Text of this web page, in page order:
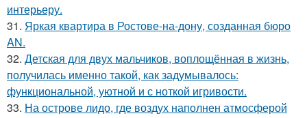
интерьеру.
31. Яркая квартира в Ростове-на-дону, созданная бюро
AN.
32. Детская для двух мальчиков, воплощённая в жизнь,
получилась именно такой, как задумывалось:
функциональной, уютной и с ноткой игривости.
33. На острове лидо, где воздух наполнен атмосферой